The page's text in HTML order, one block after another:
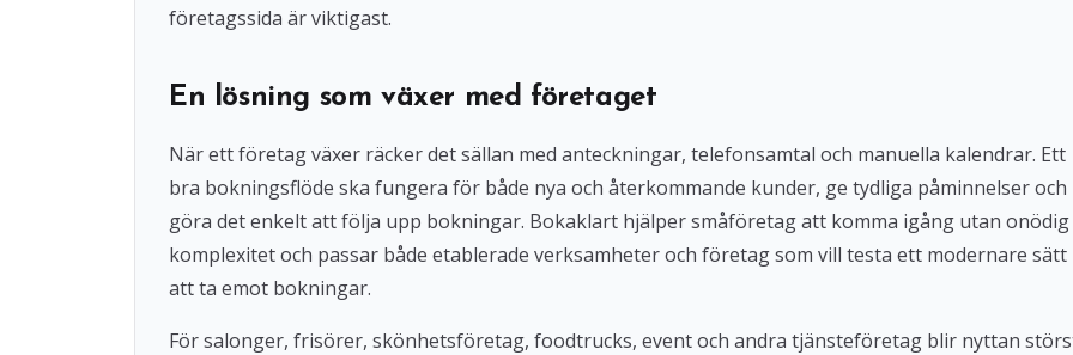
företagssida är viktigast.
En lösning som växer med företaget
När ett företag växer räcker det sällan med anteckningar, telefonsamtal och manuella kalendrar. Ett
bra bokningsflöde ska fungera för både nya och återkommande kunder, ge tydliga påminnelser och
göra det enkelt att följa upp bokningar. Bokaklart hjälper småföretag att komma igång utan onödig
komplexitet och passar både etablerade verksamheter och företag som vill testa ett modernare sätt
att ta emot bokningar.
För salonger, frisörer, skönhetsföretag, foodtrucks, event och andra tjänsteföretag blir nyttan